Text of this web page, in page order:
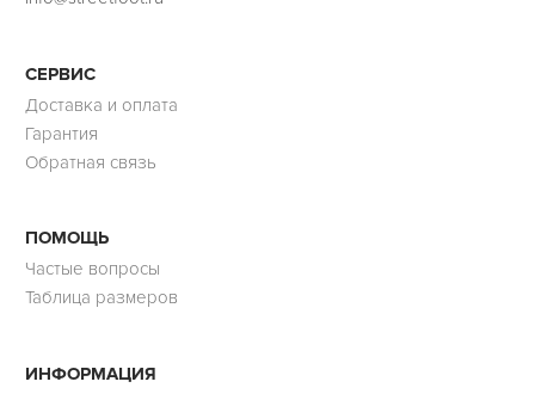
СЕРВИС
Доставка и оплата
Гарантия
Обратная связь
ПОМОЩЬ
Частые вопросы
Таблица размеров
ИНФОРМАЦИЯ